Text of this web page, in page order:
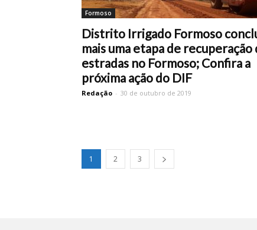
Formoso
Distrito Irrigado Formoso
mais uma etapa de recuperação
estradas no Formoso; Confira a
próxima ação do DIF
Redação - 30 de outubro de 2019
1 2 3